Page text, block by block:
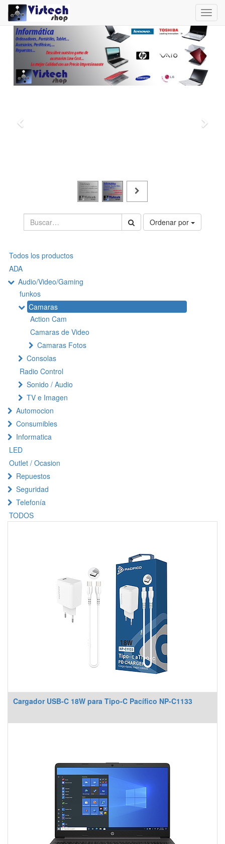
Ordenar por
Todos los productos
ADA
Audio/Video/Gaming
funkos
Camaras
Action Cam
Camaras de Video
Camaras Fotos
Consolas
Radio Control
Sonido / Audio
TV e Imagen
Automocion
Consumibles
Informatica
LED
Outlet / Ocasion
Repuestos
Seguridad
Telefonía
TODOS
Cargador USB-C 18W para Tipo-C Pacífico NP-C1133